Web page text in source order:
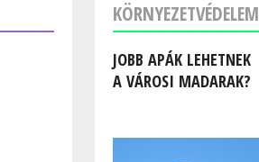
KÖRNYEZETVÉDELEM
JOBB APÁK LEHETNEK
A VÁROSI MADARAK?